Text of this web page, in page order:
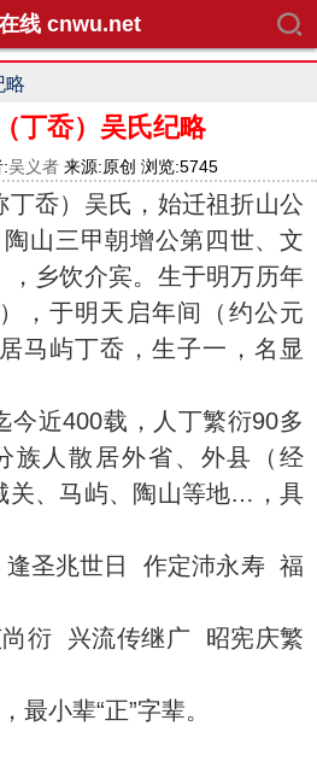
线 cnwu.net
略
丁岙）吴氏纪略
吴义者 来源:原创 浏览:5745
丁岙）吴氏，始迁祖折山公
陶山三甲朝增公第四世、文
，乡饮介宾。生于明万历年
，于明天启年间（约公元
马屿丁岙，生子一，名显
今近400载，人丁繁衍90多
族人散居外省、外县（经
关、马屿、陶山等地…，具
圣兆世日 作定沛永寿 福
衍 兴流传继广 昭宪庆繁
最小辈“正”字辈。